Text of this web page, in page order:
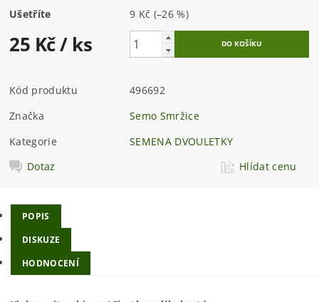
Ušetříte 9 Kč (–26 %)
25 Kč/ ks
Kód produktu
496692
Značka
Semo Smržice
Kategorie
SEMENA DVOULETKY
Dotaz
Hlídat cenu
POPIS
DISKUZE
HODNOCENÍ